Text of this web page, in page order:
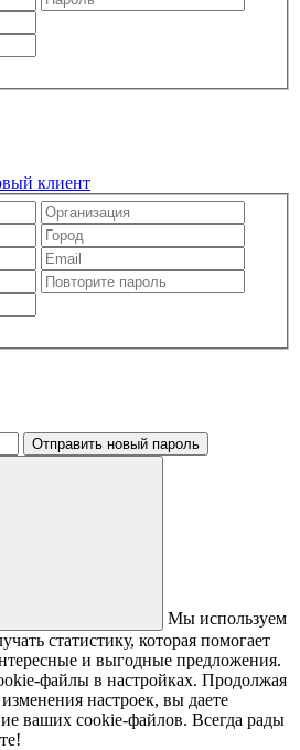
клиент
Отправить новый пароль
Мы используем
статистику, которая помогает
и выгодные предложения.
файлы в настройках. Продолжая
настроек, вы даете
ваших cookie-файлов. Всегда рады